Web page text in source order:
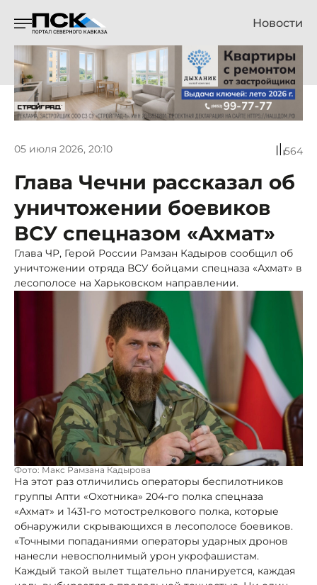
Новости
05 июля 2026, 20:10 564
Глава Чечни рассказал об
уничтожении боевиков
ВСУ спецназом «Ахмат»
Глава ЧР, Герой России Рамзан Кадыров сообщил об
уничтожении отряда ВСУ бойцами спецназа «Ахмат» в
лесополосе на Харьковском направлении.
Фото: Макс Рамзана Кадырова
На этот раз отличились операторы беспилотников
группы Апти «Охотника» 204-го полка спецназа
«Ахмат» и 1431-го мотострелкового полка, которые
обнаружили скрывающихся в лесополосе боевиков.
«Точными попаданиями операторы ударных дронов
нанесли невосполнимый урон укрофашистам.
Каждый такой вылет тщательно планируется, каждая